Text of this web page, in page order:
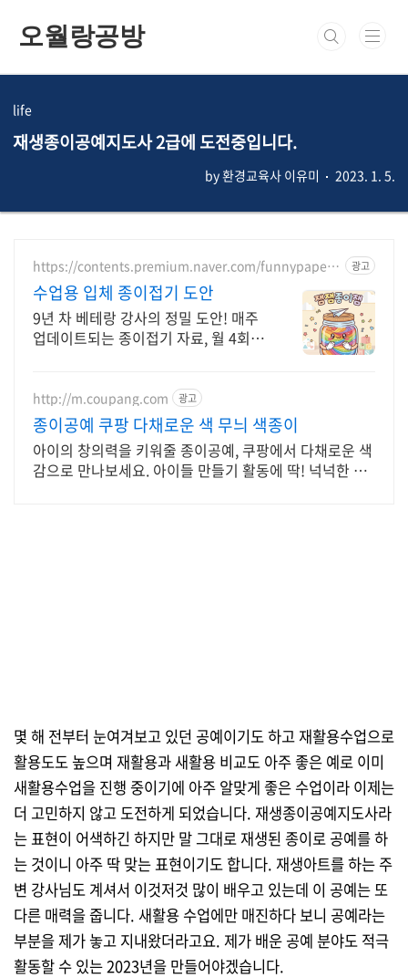
오월랑공방
life
재생종이공예지도사 2급에 도전중입니다.
by 환경교육사 이유미 2023. 1. 5.
https://contents.premium.naver.com/funnypaper/j
amjampaper
광고
수업용 입체 종이접기 도안
9년 차 베테랑 강사의 정밀 도안! 매주
업데이트되는 종이접기 자료, 월 4회
http://m.coupang.com 광고
종이공예 쿠팡 다채로운 색 무늬 색종이
아이의 창의력을 키워줄 종이공예, 쿠팡에서 다채로운 색
감으로 만나보세요. 아이들 만들기 활동에 딱! 넉넉한 양
몇 해 전부터 눈여겨보고 있던 공예이기도 하고 재활용수업으로
활용도도 높으며 재활용과 새활용 비교도 아주 좋은 예로 이미
새활용수업을 진행 중이기에 아주 알맞게 좋은 수업이라 이제는
더 고민하지 않고 도전하게 되었습니다. 재생종이공예지도사라
는 표현이 어색하긴 하지만 말 그대로 재생된 종이로 공예를 하
는 것이니 아주 딱 맞는 표현이기도 합니다. 재생아트를 하는 주
변 강사님도 계셔서 이것저것 많이 배우고 있는데 이 공예는 또
다른 매력을 줍니다. 새활용 수업에만 매진하다 보니 공예라는
부분을 제가 놓고 지내왔더라고요. 제가 배운 공예 분야도 적극
활동할 수 있는 2023년을 만들어야겠습니다.